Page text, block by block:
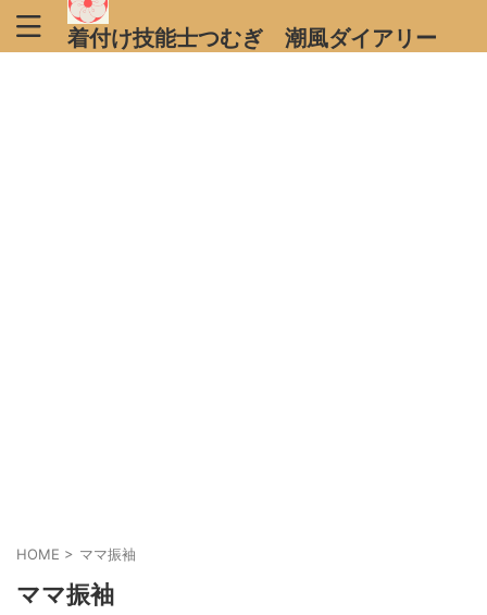
着付け技能士つむぎ 潮風ダイアリー
HOME > ママ振袖
ママ振袖